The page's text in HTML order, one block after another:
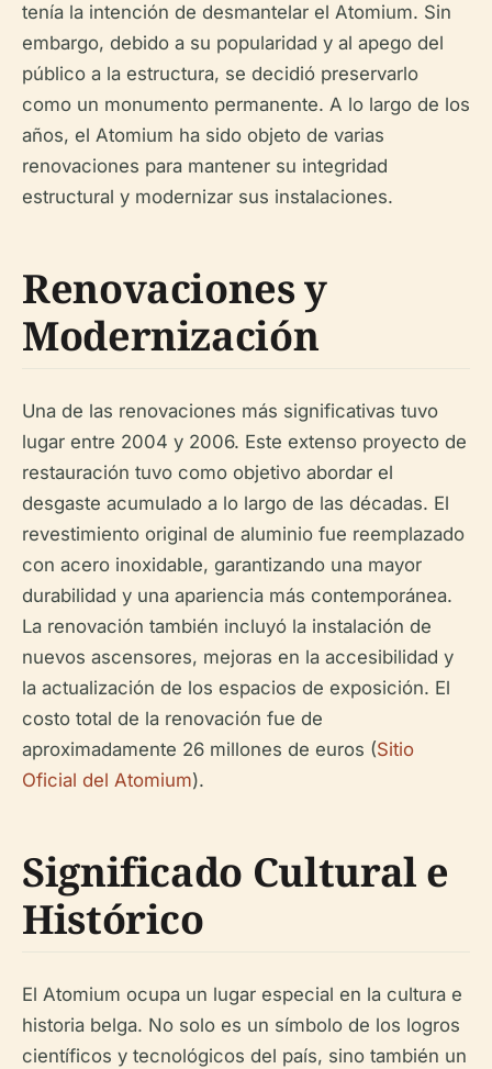
tenía la intención de desmantelar el Atomium. Sin
embargo, debido a su popularidad y al apego del
público a la estructura, se decidió preservarlo
como un monumento permanente. A lo largo de los
años, el Atomium ha sido objeto de varias
renovaciones para mantener su integridad
estructural y modernizar sus instalaciones.
Renovaciones y
Modernización
Una de las renovaciones más significativas tuvo
lugar entre 2004 y 2006. Este extenso proyecto de
restauración tuvo como objetivo abordar el
desgaste acumulado a lo largo de las décadas. El
revestimiento original de aluminio fue reemplazado
con acero inoxidable, garantizando una mayor
durabilidad y una apariencia más contemporánea.
La renovación también incluyó la instalación de
nuevos ascensores, mejoras en la accesibilidad y
la actualización de los espacios de exposición. El
costo total de la renovación fue de
aproximadamente 26 millones de euros (Sitio
Oficial del Atomium).
Significado Cultural e
Histórico
El Atomium ocupa un lugar especial en la cultura e
historia belga. No solo es un símbolo de los logros
científicos y tecnológicos del país, sino también un